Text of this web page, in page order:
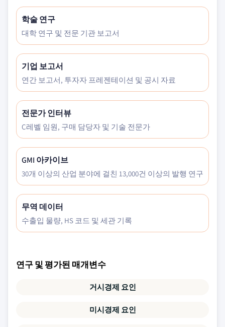
학술 연구
대학 연구 및 전문 기관 보고서
기업 보고서
연간 보고서, 투자자 프레젠테이션 및 공시 자료
전문가 인터뷰
C레벨 임원, 구매 담당자 및 기술 전문가
GMI 아카이브
30개 이상의 산업 분야에 걸친 13,000건 이상의 발행 연구
무역 데이터
수출입 물량, HS 코드 및 세관 기록
연구 및 평가된 매개변수
거시경제 요인
미시경제 요인